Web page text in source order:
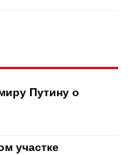
Путину о
участке